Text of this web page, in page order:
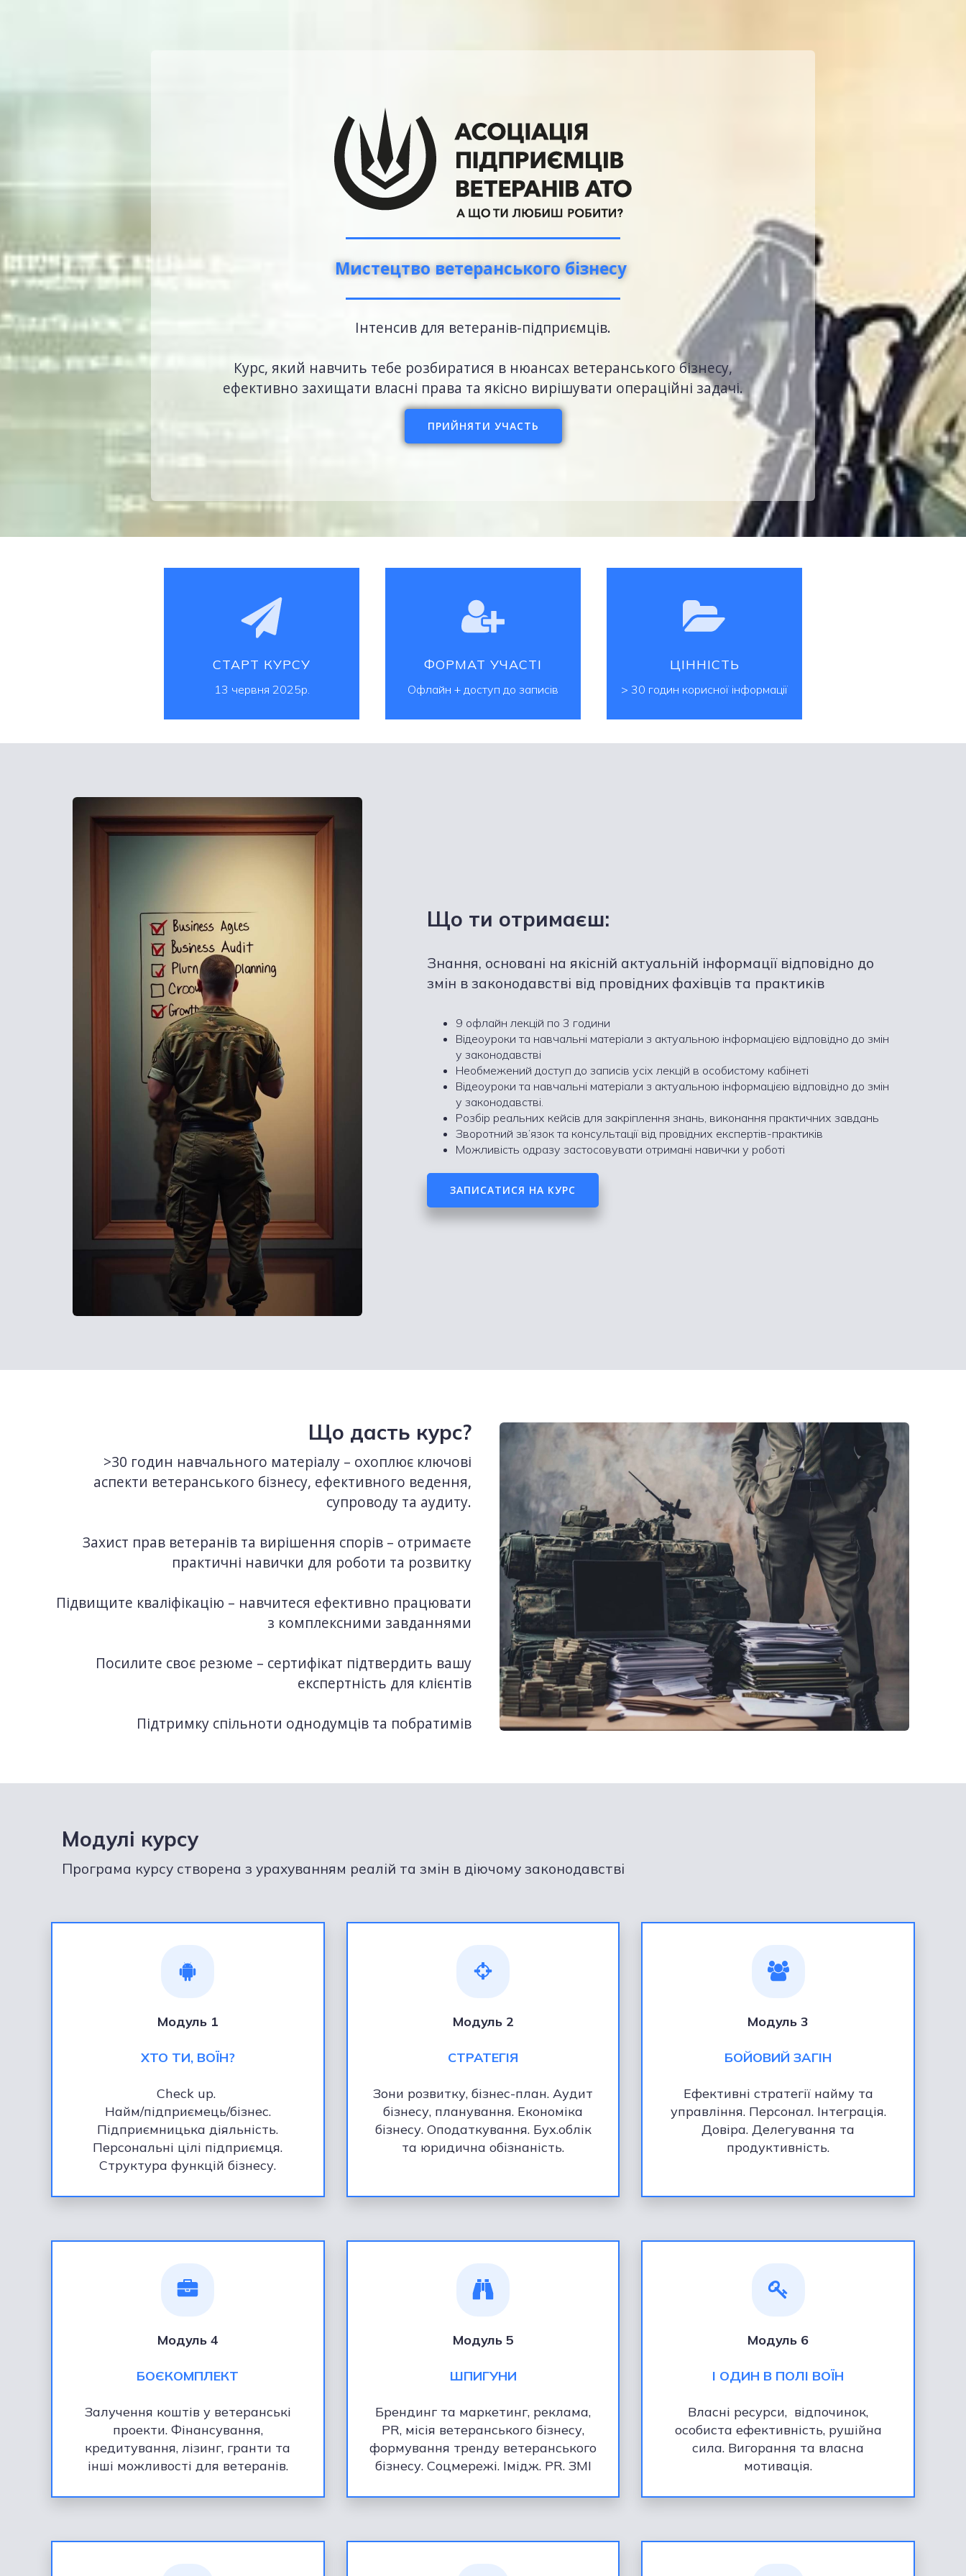
Мистецтво ветеранського бізнесу
Інтенсив для ветеранів-підприємців.
Курс, який навчить тебе розбиратися в нюансах ветеранського бізнесу,
ефективно захищати власні права та якісно вирішувати операційні задачі.
ПРИЙНЯТИ УЧАСТЬ
СТАРТ КУРСУ
13 червня 2025р.
ФОРМАТ УЧАСТІ
Офлайн + доступ до записів
ЦІННІСТЬ
> 30 годин корисної інформації
Що ти отримаєш:
Знання, основані на якісній актуальній інформації відповідно до
змін в законодавстві від провідних фахівців та практиків
9 офлайн лекцій по 3 години
Відеоуроки та навчальні матеріали з актуальною інформацією відповідно до змін
у законодавстві
Необмежений доступ до записів усіх лекцій в особистому кабінеті
Відеоуроки та навчальні матеріали з актуальною інформацією відповідно до змін
у законодавстві.
Розбір реальних кейсів для закріплення знань, виконання практичних завдань
Зворотний зв’язок та консультації від провідних експертів-практиків
Можливість одразу застосовувати отримані навички у роботі
ЗАПИСАТИСЯ НА КУРС
Що дасть курс?
>30 годин навчального матеріалу – охоплює ключові
аспекти ветеранського бізнесу, ефективного ведення,
супроводу та аудиту.
Захист прав ветеранів та вирішення спорів – отримаєте
практичні навички для роботи та розвитку
Підвищите кваліфікацію – навчитеся ефективно працювати
з комплексними завданнями
Посилите своє резюме – сертифікат підтвердить вашу
експертність для клієнтів
Підтримку спільноти однодумців та побратимів
Модулі курсу
Програма курсу створена з урахуванням реалій та змін в діючому законодавстві
Модуль 1
ХТО ТИ, ВОЇН?
Check up.
Найм/підприємець/бізнес.
Підприємницька діяльність.
Персональні цілі підприємця.
Структура функцій бізнесу.
Модуль 2
СТРАТЕГІЯ
Зони розвитку, бізнес-план. Аудит
бізнесу, планування. Економіка
бізнесу. Оподаткування. Бух.облік
та юридична обізнаність.
Модуль 3
БОЙОВИЙ ЗАГІН
Ефективні стратегії найму та
управління. Персонал. Інтеграція.
Довіра. Делегування та
продуктивність.
Модуль 4
БОЄКОМПЛЕКТ
Залучення коштів у ветеранські
проекти. Фінансування,
кредитування, лізинг, гранти та
інші можливості для ветеранів.
Модуль 5
ШПИГУНИ
Брендинг та маркетинг, реклама,
PR, місія ветеранського бізнесу,
формування тренду ветеранського
бізнесу. Соцмережі. Імідж. PR. ЗМІ
Модуль 6
І ОДИН В ПОЛІ ВОЇН
Власні ресурси, відпочинок,
особиста ефективність, рушійна
сила. Вигорання та власна
мотивація.